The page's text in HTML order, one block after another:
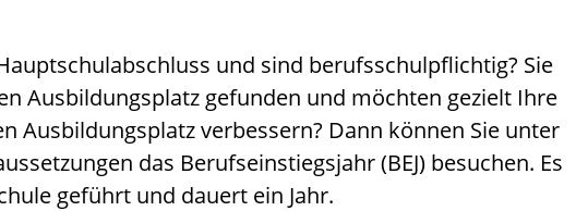
und sind berufsschulpflichtig? Sie
Ausbildungsplatz gefunden und möchten gezielt Ihre
Ausbildungsplatz verbessern? Dann können Sie unter
das Berufseinstiegsjahr (BEJ) besuchen. Es
geführt und dauert ein Jahr.